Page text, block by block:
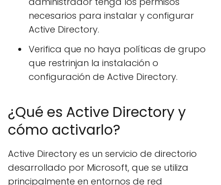
necesarios para instalar y configurar
Active Directory.
Verifica que no haya políticas de grupo
que restrinjan la instalación o
configuración de Active Directory.
¿Qué es Active Directory y
cómo activarlo?
Active Directory es un servicio de directorio
desarrollado por Microsoft, que se utiliza
principalmente en entornos de red